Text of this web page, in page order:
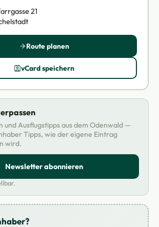
21
Route planen
vCard speichern
und Ausflugstipps aus dem Odenwald —
Tipps, wie der eigene Eintrag
wird.
Newsletter abonnieren